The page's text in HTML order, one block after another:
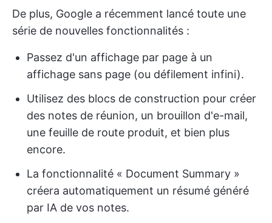
De plus, Google a récemment lancé toute une
série de nouvelles fonctionnalités :
Passez d'un affichage par page à un
affichage sans page (ou défilement infini).
Utilisez des blocs de construction pour créer
des notes de réunion, un brouillon d'e-mail,
une feuille de route produit, et bien plus
encore.
La fonctionnalité « Document Summary »
créera automatiquement un résumé généré
par IA de vos notes.